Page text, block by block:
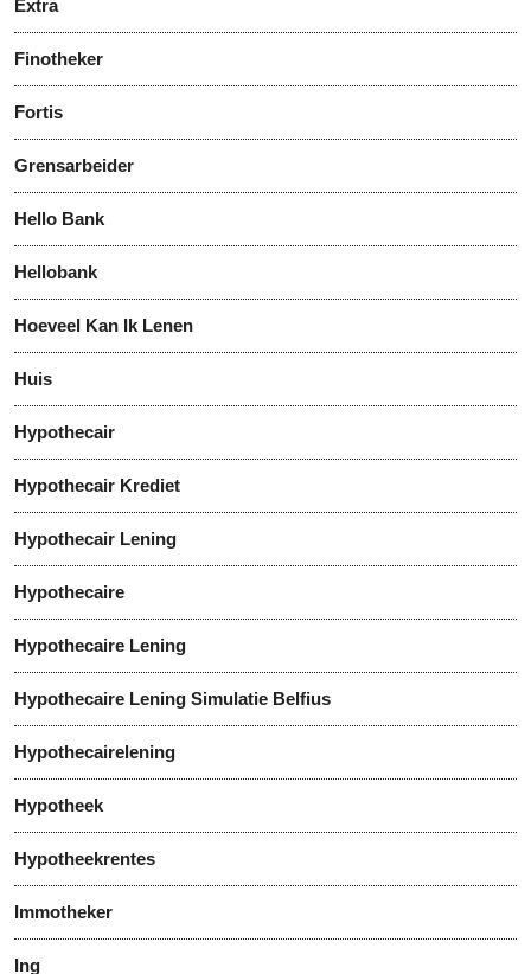
Extra
Finotheker
Fortis
Grensarbeider
Hello Bank
Hellobank
Hoeveel Kan Ik Lenen
Huis
Hypothecair
Hypothecair Krediet
Hypothecair Lening
Hypothecaire
Hypothecaire Lening
Hypothecaire Lening Simulatie Belfius
Hypothecairelening
Hypotheek
Hypotheekrentes
Immotheker
Ing